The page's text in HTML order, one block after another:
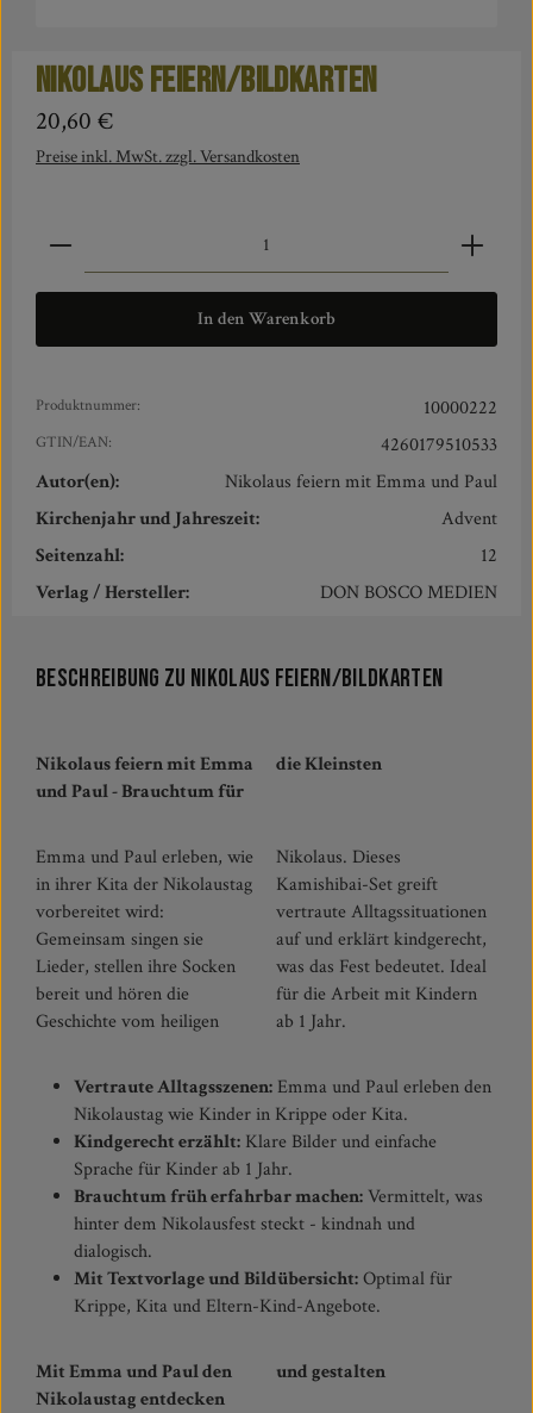
Nikolaus feiern/Bildkarten
Regulärer Preis:
20,60 €
Preise inkl. MwSt. zzgl. Versandkosten
Produkt Anzahl: Gib den gewünschten Wert ein oder
In den Warenkorb
Produktnummer: 10000222
GTIN/EAN:
4260179510533
Autor(en):
Nikolaus feiern mit Emma und Paul
Kirchenjahr und Jahreszeit:
Advent
Seitenzahl:
12
Verlag / Hersteller:
DON BOSCO MEDIEN
Beschreibung zu Nikolaus feiern/Bildkarten
Nikolaus feiern mit Emma
und Paul - Brauchtum für
die Kleinsten
Emma und Paul erleben, wie
in ihrer Kita der Nikolaustag
vorbereitet wird:
Gemeinsam singen sie
Lieder, stellen ihre Socken
bereit und hören die
Geschichte vom heiligen
Nikolaus. Dieses
Kamishibai-Set greift
vertraute Alltagssituationen
auf und erklärt kindgerecht,
was das Fest bedeutet. Ideal
für die Arbeit mit Kindern
ab 1 Jahr.
Vertraute Alltagsszenen: Emma und Paul erleben den
Nikolaustag wie Kinder in Krippe oder Kita.
Kindgerecht erzählt: Klare Bilder und einfache
Sprache für Kinder ab 1 Jahr.
Brauchtum früh erfahrbar machen: Vermittelt, was
hinter dem Nikolausfest steckt - kindnah und
dialogisch.
Mit Textvorlage und Bildübersicht:Optimal für
Krippe, Kita und Eltern-Kind-Angebote.
Mit Emma und Paul den
Nikolaustag entdecken
und gestalten